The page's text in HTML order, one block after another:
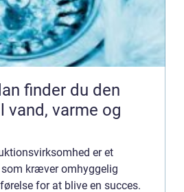
varme og
er et
kræver omhyggelig
for at blive en succes.